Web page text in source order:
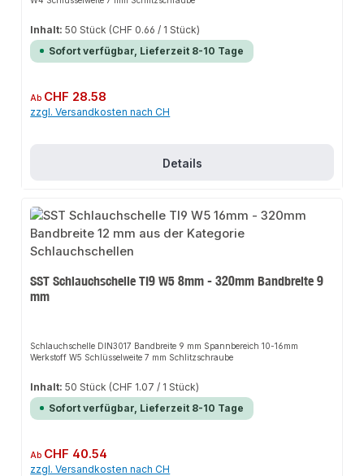
Inhalt:50 Stück (CHF 0.66 / 1 Stück)
Sofort verfügbar, Lieferzeit 8-10 Tage
Regulärer Preis:
Ab CHF 28.58
zzgl. Versandkosten nach CH
Details
SST Schlauchschelle TI9 W5 8mm - 320mm Bandbreite 9
mm
Schlauchschelle DIN3017 Bandbreite 9 mm Spannbereich 10-16mm
Werkstoff W5 Schlüsselweite 7 mm Schlitzschraube
Inhalt:50 Stück (CHF 1.07 / 1 Stück)
Sofort verfügbar, Lieferzeit 8-10 Tage
Regulärer Preis:
Ab CHF 40.54
zzgl. Versandkosten nach CH